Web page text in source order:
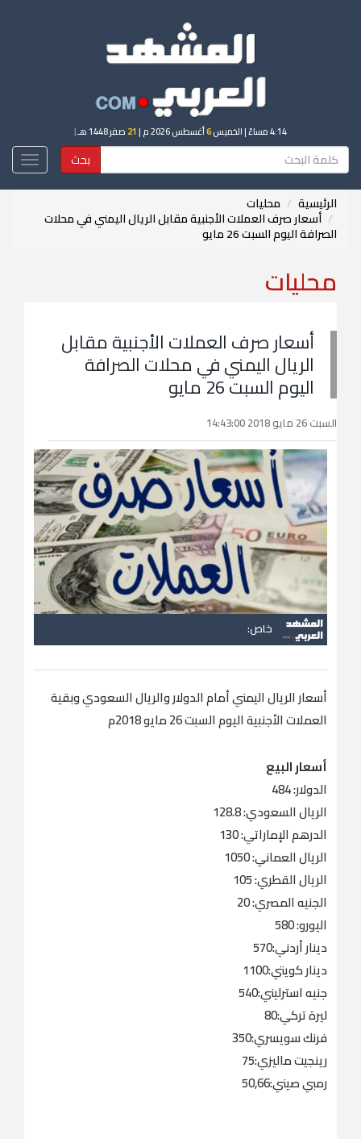
4:14 مساءً | الخميس6أغسطس 2026 م | 21 صفر 1448 هـ |
بحث
الرئيسية محليات
أسعار صرف العملات الأجنبية مقابل الريال اليمني في محلات
الصرافة اليوم السبت 26 مايو
محليات
أسعار صرف العملات الأجنبية مقابل
الريال اليمني في محلات الصرافة
اليوم السبت 26 مايو
السبت 26 مايو 2018 14:43:00
خاص:
أسعار الريال اليمني أمام الدولار والريال السعودي وبقية
العملات الأجنبية اليوم السبت 26 مايو 2018م
أسعار البيع
الدولار: 484
الريال السعودي: 128.8
الدرهم الإماراتي: 130
الريال العماني: 1050
الريال القطري: 105
الجنيه المصري: 20
اليورو: 580
دينار أردني:570
دينار كويتي:1100
جنيه استرليني:540
ليرة تركي:80
فرنك سويسري:350
رينجيت ماليزي:75
رمبي صيني:50,66